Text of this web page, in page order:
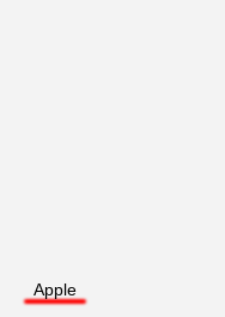
Apple